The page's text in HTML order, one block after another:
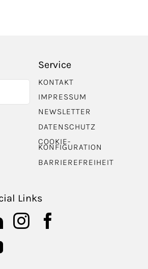
Service
KONTAKT
IMPRESSUM
NEWSLETTER
DATENSCHUTZ
COOKIE-
KONFIGURATION
BARRIEREFREIHEIT
Links